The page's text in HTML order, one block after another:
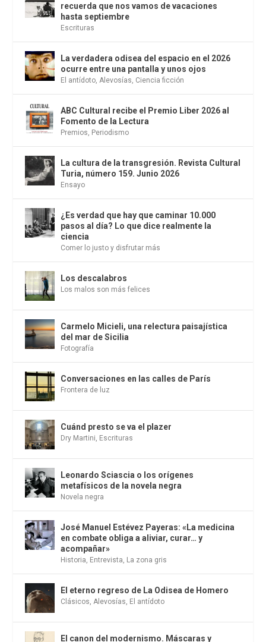
recuerda que nos vamos de vacaciones
hasta septiembre
Escrituras
La verdadera odisea del espacio en el 2026
ocurre entre una pantalla y unos ojos
El antídoto,Alevosías, Ciencia ficción
ABC Cultural recibe el Premio Liber 2026 al
Fomento de la Lectura
Premios, Periodismo
La cultura de la transgresión. Revista Cultural
Turia, número 159. Junio 2026
Ensayo
¿Es verdad que hay que caminar 10.000
pasos al día? Lo que dice realmente la
ciencia
Comer lo justo y disfrutar más
Los descalabros
Los malos son más felices
Carmelo Micieli, una relectura paisajística
del mar de Sicilia
Fotografía
Conversaciones en las calles de París
Frontera de luz
Cuánd presto se va el plazer
Dry Martini, Escrituras
Leonardo Sciascia o los orígenes
metafísicos de la novela negra
Novela negra
José Manuel Estévez Payeras: «La medicina
en combate obliga a aliviar, curar… y
acompañar»
Historia, Entrevista, La zona gris
El eterno regreso de La Odisea de Homero
Clásicos,Alevosías, El antídoto
El canon del modernismo. Máscaras y